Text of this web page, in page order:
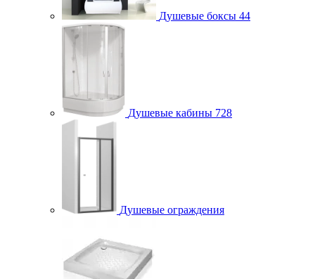
Душевые боксы 44
Душевые кабины 728
Душевые ограждения